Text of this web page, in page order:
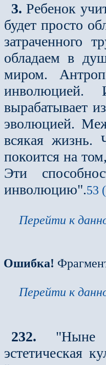
3. Ребенок
будет просто
затраченного
обладаем в
миром.
инволюцией.
вырабатывает
эволюцией.
всякая
покоится на
Эти
инволюцию".53
Перейти к
Ошибка!
Перейти к
232. "Ныне
эстетическая